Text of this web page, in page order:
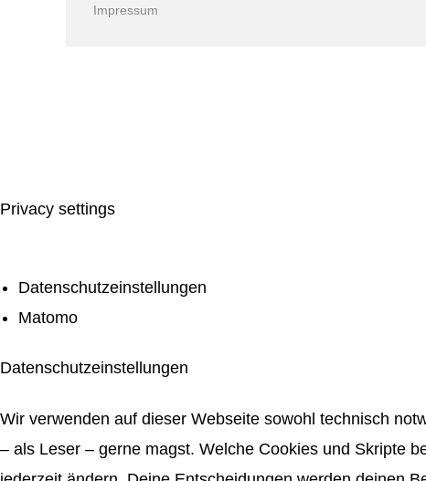
Impressum
Privacy settings
Datenschutzeinstellungen
Matomo
Datenschutzeinstellungen
Wir verwenden auf dieser Webseite sowohl technisch
– als Leser – gerne magst. Welche Cookies und Skripte